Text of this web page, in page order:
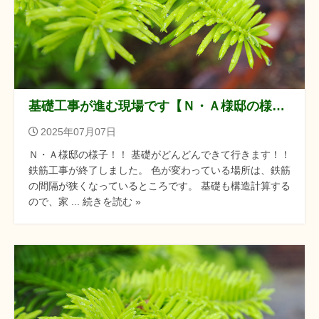
基礎工事が進む現場です【Ｎ・Ａ様邸の様子】
2025年07月07日
Ｎ・Ａ様邸の様子！！ 基礎がどんどんできて行きます！！
鉄筋工事が終了しました。 色が変わっている場所は、鉄筋
の間隔が狭くなっているところです。 基礎も構造計算する
ので、家 ... 続きを読む »